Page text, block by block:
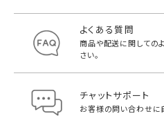
よくある質問
商品や配送に関しての
さい。
チャットサポート
お客様の問い合わせに